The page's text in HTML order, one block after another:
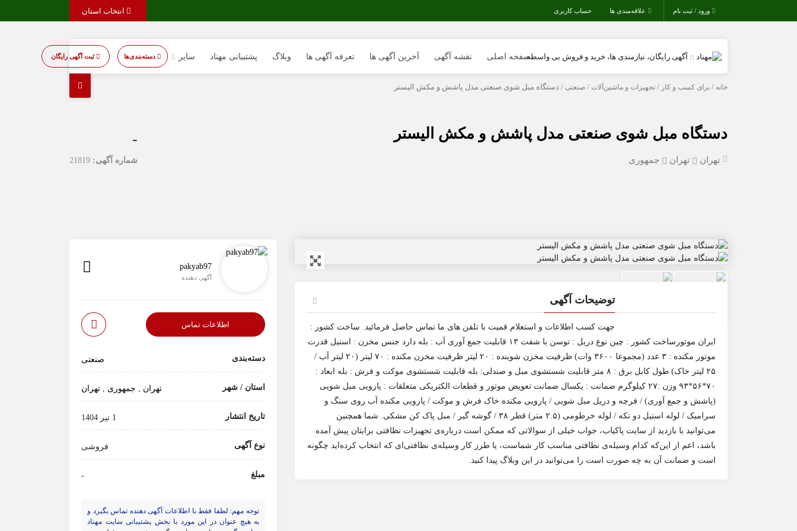
ورود / ثبت نام علاقه‌مندی ها حساب کاربری
صفحه اصلی نقشه آگهی آخرین آگهی ها تعرفه آگهی ها وبلاگ پشتیبانی مهناد سایر دسته‌بندی‌ها ثبت آگهی رایگان
خانه / برای کسب و کار / تجهیزات و ماشین‌آلات / صنعتی / دستگاه مبل شوی صنعتی مدل پاشش و مکش الیستر
دستگاه مبل شوی صنعتی مدل پاشش و مکش الیستر
تهران تهران جمهوری
-
شماره آگهی: 21819
توضیحات آگهی
جهت کسب اطلاعات و استعلام قمیت با تلفن های ما تماس حاصل فرمائید. ساخت کشور :
ایران موتورساخت کشور : چین نوع دریل : توسن با شفت ۱۳ قابلیت جمع آوری آب :‌ بله دارد جنس مخزن : استیل قدرت
موتور مکنده : ۳ عدد (مجموعا ۳۶۰۰ وات) ظرفیت مخزن شوینده : ۲۰ لیتر ظرفیت مخزن مکنده : ۷۰ لیتر (۲۰ لیتر آب /
۲۵ لیتر خاک) طول کابل برق : ۸ متر قابلیت شستشوی مبل و صندلی: بله قابلیت شستشوی موکت و فرش : بله ابعاد :
۷۰*۵۶*۹۳ وزن :‌۲۷ کیلوگرم ضمانت : یکسال ضمانت تعویض موتور و قطعات الکتریکی متعلقات : پارویی مبل شویی
(پاشش و جمع آوری) / فرچه و دریل مبل شویی / پارویی مکنده خاک فرش و موکت / پارویی مکنده آب روی سنگ و
سرامیک / لوله استیل دو تکه / لوله خرطومی (۲.۵ متر) قطر ۳۸ / گوشه گیر / مبل پاک کن مشکی. شما همچنین
می‌توانید با بازدید از سایت پاکیاب، جواب خیلی از سوالاتی که ممکن است درباره‌ی تجهیزات نظافتی برایتان پیش آمده
باشد، اعم از این‌که کدام وسیله‌ی نظافتی مناسب کار شماست، یا طرز کار وسیله‌ی نظافتی‌ای که انتخاب کرده‌اید چگونه
است و ضمانت آن به چه صورت است را می‌توانید در این وبلاگ پیدا کنید.
pakyab97
آگهی دهنده
اطلاعات تماس
دسته‌بندی صنعتی
استان / شهر تهران جمهوری تهران
تاریخ انتشار 1 تیر 1404
نوع آگهی فروشی
مبلغ -
توجه مهم: لطفا فقط با اطلاعات آگهی دهنده تماس بگیرد و
به هیچ عنوان در این مورد با بخش پشتیبانی سایت مهناد